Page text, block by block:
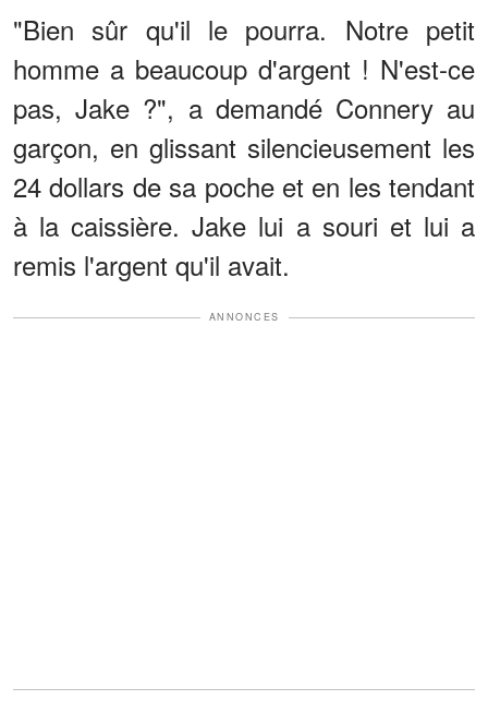
"Bien sûr qu'il le pourra. Notre petit
homme a beaucoup d'argent ! N'est-ce
pas, Jake ?", a demandé Connery au
garçon, en glissant silencieusement les
24 dollars de sa poche et en les tendant
à la caissière. Jake lui a souri et lui a
remis l'argent qu'il avait.
ANNONCES